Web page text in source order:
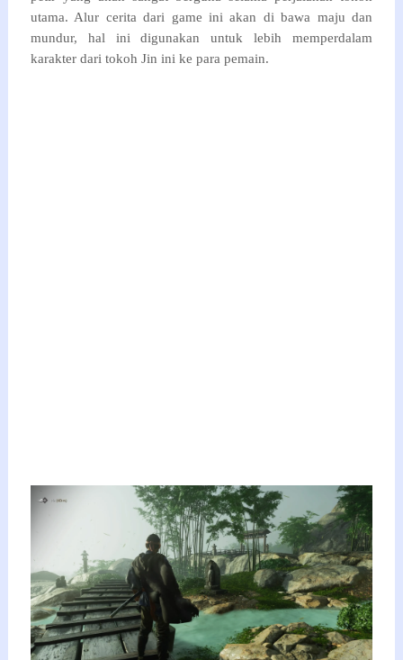
utama. Alur cerita dari game ini akan di bawa maju dan
mundur, hal ini digunakan untuk lebih memperdalam
karakter dari tokoh Jin ini ke para pemain.